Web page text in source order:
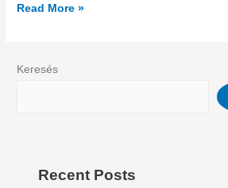
Read More »
Keresés
Recent Posts